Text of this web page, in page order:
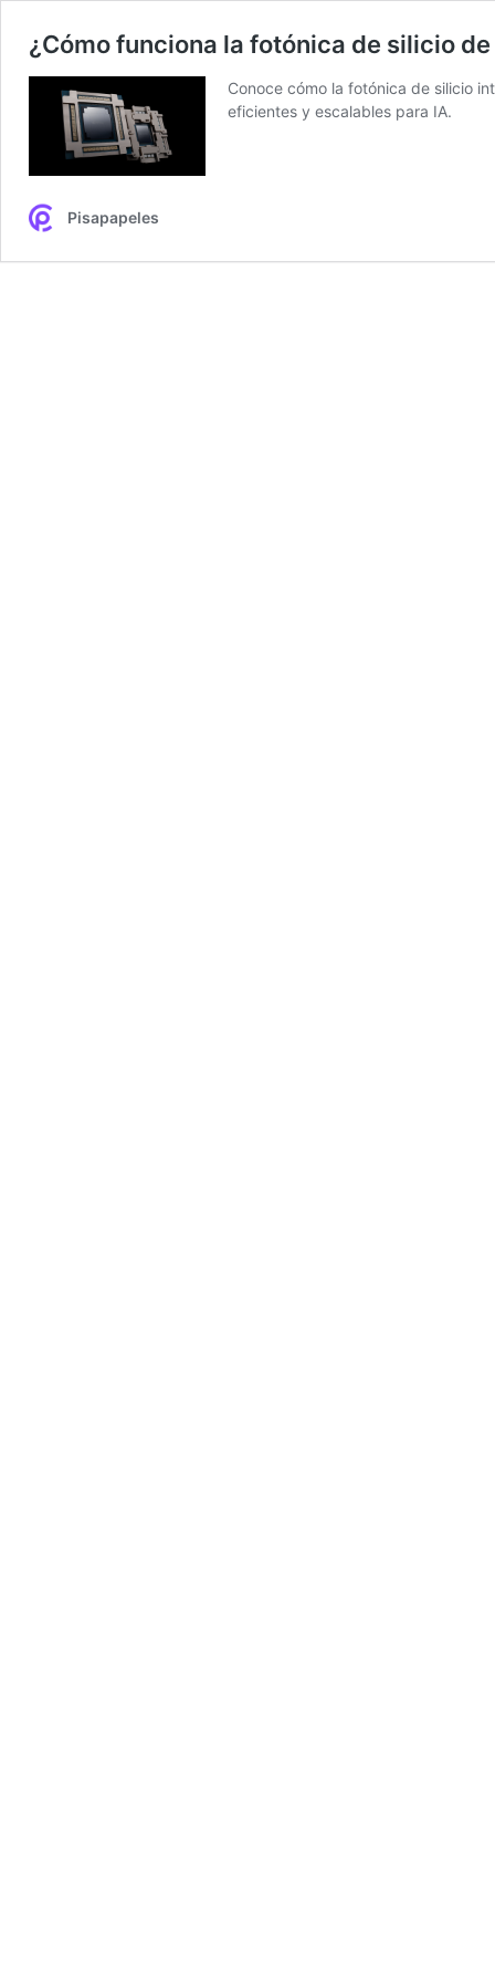
¿Cómo funciona la fotónica de silicio de
Conoce cómo la fotónica de silicio
eficientes y escalables para IA.
Pisapapeles